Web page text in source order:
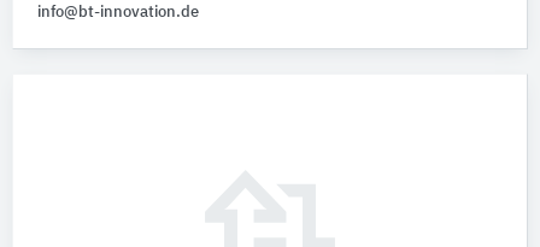
info@bt-innovation.de